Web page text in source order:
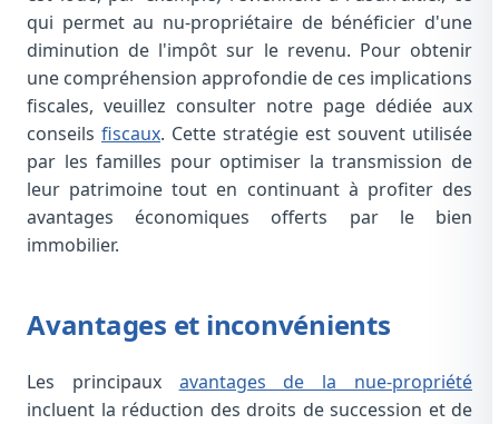
qui permet au nu-propriétaire de bénéficier d'une
diminution de l'impôt sur le revenu. Pour obtenir
une compréhension approfondie de ces implications
fiscales, veuillez consulter notre page dédiée aux
conseils fiscaux. Cette stratégie est souvent utilisée
par les familles pour optimiser la transmission de
leur patrimoine tout en continuant à profiter des
avantages économiques offerts par le bien
immobilier.
Avantages et inconvénients
Les principaux avantages de la nue-propriété
incluent la réduction des droits de succession et de